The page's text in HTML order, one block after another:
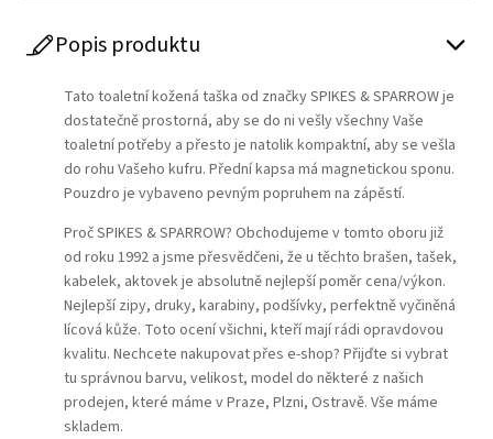
Popis produktu
Tato toaletní kožená taška od značky SPIKES & SPARROW je
dostatečně prostorná, aby se do ni vešly všechny Vaše
toaletní potřeby a přesto je natolik kompaktní, aby se vešla
do rohu Vašeho kufru. Přední kapsa má magnetickou sponu.
Pouzdro je vybaveno pevným popruhem na zápěstí.
Proč SPIKES & SPARROW? Obchodujeme v tomto oboru již
od roku 1992 a jsme přesvědčeni, že u těchto brašen, tašek,
kabelek, aktovek je absolutně nejlepší poměr cena/výkon.
Nejlepší zipy, druky, karabiny, podšívky, perfektně vyčiněná
lícová kůže. Toto ocení všichni, kteří mají rádi opravdovou
kvalitu. Nechcete nakupovat přes e-shop? Přijďte si vybrat
tu správnou barvu, velikost, model do některé z našich
prodejen, které máme v Praze, Plzni, Ostravě. Vše máme
skladem.